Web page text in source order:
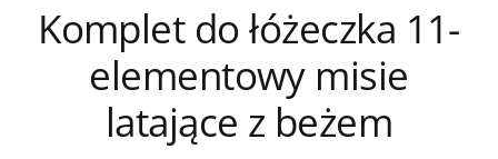
Strefa Klienta
Informacje
Komplet do łóżeczka 11-
elementowy misie
latające z beżem